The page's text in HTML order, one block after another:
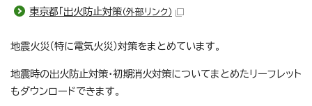
東京都「出火防止対策（外部リンク）
地震火災（特に電気火災）対策をまとめています。
地震時の出火防止対策・初期消火対策についてまとめたリーフレット
もダウンロードできます。